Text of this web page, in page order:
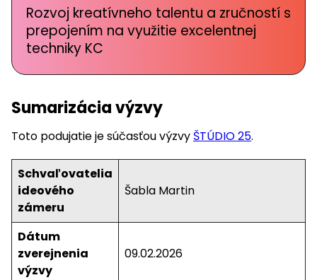
Rozvoj kreatívneho talentu a zručností s
prepojením na využitie excelentnej
techniky KC
Sumarizácia výzvy
Toto podujatie je súčasťou výzvy ŠTÚDIO 25.
Schvaľovatelia
ideového
zámeru
Šabla Martin
Dátum
zverejnenia
výzvy
09.02.2026